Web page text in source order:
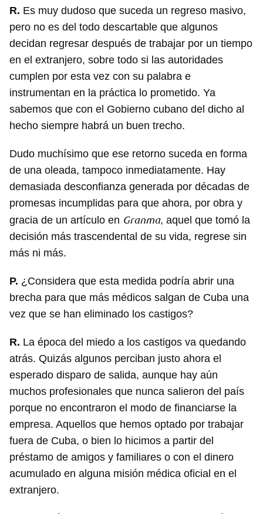
Guardar como favorito
Para poder guardar como favorito, primero has de
iniciar sesión con tu cuenta de 14ymedio.
R. Es muy dudoso que suceda un regreso masivo,
pero no es del todo descartable que algunos
decidan regresar después de trabajar por un tiempo
en el extranjero, sobre todo si las autoridades
cumplen por esta vez con su palabra e
instrumentan en la práctica lo prometido. Ya
sabemos que con el Gobierno cubano del dicho al
hecho siempre habrá un buen trecho.
Dudo muchísimo que ese retorno suceda en forma
de una oleada, tampoco inmediatamente. Hay
demasiada desconfianza generada por décadas de
promesas incumplidas para que ahora, por obra y
gracia de un artículo en Granma, aquel que tomó la
decisión más trascendental de su vida, regrese sin
más ni más.
P. ¿Considera que esta medida podría abrir una
brecha para que más médicos salgan de Cuba una
vez que se han eliminado los castigos?
R. La época del miedo a los castigos va quedando
atrás. Quizás algunos perciban justo ahora el
esperado disparo de salida, aunque hay aún
muchos profesionales que nunca salieron del país
porque no encontraron el modo de financiarse la
empresa. Aquellos que hemos optado por trabajar
fuera de Cuba, o bien lo hicimos a partir del
préstamo de amigos y familiares o con el dinero
acumulado en alguna misión médica oficial en el
extranjero.